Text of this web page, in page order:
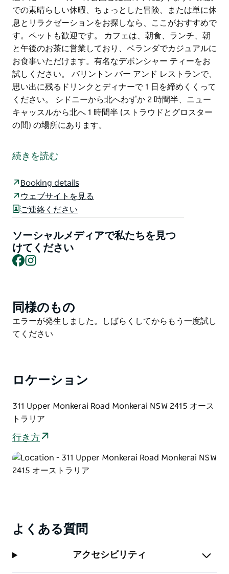
での素晴らしい休暇、ちょっとした冒険、または単に休
息とリラクゼーションをお探しなら、ここがおすすめで
す。ペットも歓迎です。 カフェは、朝食、ランチ、朝
と午後のお茶に営業しており、ベランダでカジュアルに
お食事いただけます。有名なデボンシャー ティーをお
試しください。 バリントン バー アンド レストランで、
思い出に残るドリンクとディナーで 1 日を締めくくって
ください。 シドニーから北へわずか 2 時間半、ニュー
キャッスルから北へ 1 時間半 (ストラウドとグロスター
の間) の場所にあります。
ントン トップスの「世界遺産の荒野」の麓に位置して
います。
リゾートは、ウォーキング コースと川沿いの 750 エー
カーの牛飼育場の一部である、手入れの行き届いた 15
エーカーの公園と庭園の中にあります。家族での素晴ら
しい休暇、ちょっとした冒険、または単に休息とリラク
ゼーションをお探しなら、ここがおすすめです。ペット
も歓迎です。
カフェは、朝食、ランチ、朝と午後のお茶に営業してお
バリントン バー アンド レストランで、思い出に残るド
リンクとディナーで 1 日を締めくくってください。
シドニーから北へわずか 2 時間半、ニューキャッスル
続きを読む
Booking details
ウェブサイトを見る
ご連絡ください
ソーシャルメディアで私たちを見つ
けてください
Facebook
Product
List
同様のもの
Product
List
エラーが発生しました。しばらくしてからもう一度試し
てください
ロケーション
311 Upper Monkerai Road Monkerai NSW 2415 オース
トラリア
行き方
よくある質問
アクセシビリティ